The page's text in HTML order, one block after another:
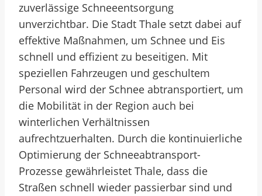
zuverlässige Schneeentsorgung
unverzichtbar. Die Stadt Thale setzt dabei auf
effektive Maßnahmen, um Schnee und Eis
schnell und effizient zu beseitigen. Mit
speziellen Fahrzeugen und geschultem
Personal wird der Schnee abtransportiert, um
die Mobilität in der Region auch bei
winterlichen Verhältnissen
aufrechtzuerhalten. Durch die kontinuierliche
Optimierung der Schneeabtransport-
Prozesse gewährleistet Thale, dass die
Straßen schnell wieder passierbar sind und